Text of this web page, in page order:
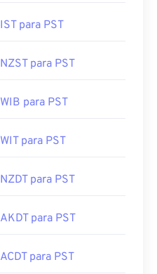
IST para PST
NZST para PST
WIB para PST
WIT para PST
NZDT para PST
AKDT para PST
ACDT para PST